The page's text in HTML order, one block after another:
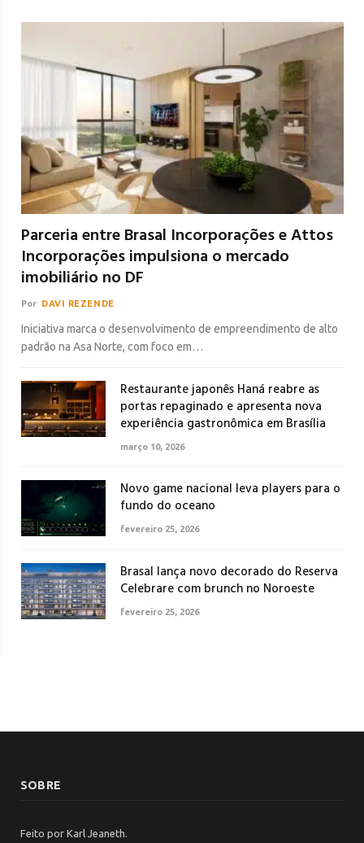
Parceria entre Brasal Incorporações e Attos
Incorporações impulsiona o mercado
imobiliário no DF
Por DAVI REZENDE
Iniciativa marca o desenvolvimento de empreendimento de alto
padrão na Asa Norte, com foco em…
Restaurante japonês Haná reabre as
portas repaginado e apresenta nova
experiência gastronômica em Brasília
março 10, 2026
Novo game nacional leva players para o
fundo do oceano
fevereiro 25, 2026
Brasal lança novo decorado do Reserva
Celebrare com brunch no Noroeste
fevereiro 25, 2026
SOBRE
Feito por Karl Jeaneth.